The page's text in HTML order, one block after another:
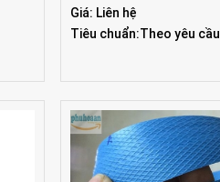
Giá: Liên hệ
Tiêu chuẩn:Theo yêu cầu